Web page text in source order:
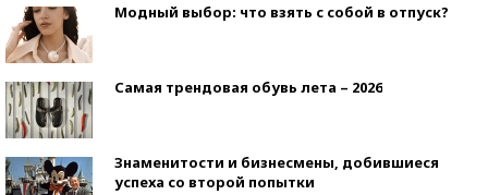
Модный выбор: что взять с собой в отпуск?
Самая трендовая обувь лета – 2026
Знаменитости и бизнесмены, добившиеся
успеха со второй попытки